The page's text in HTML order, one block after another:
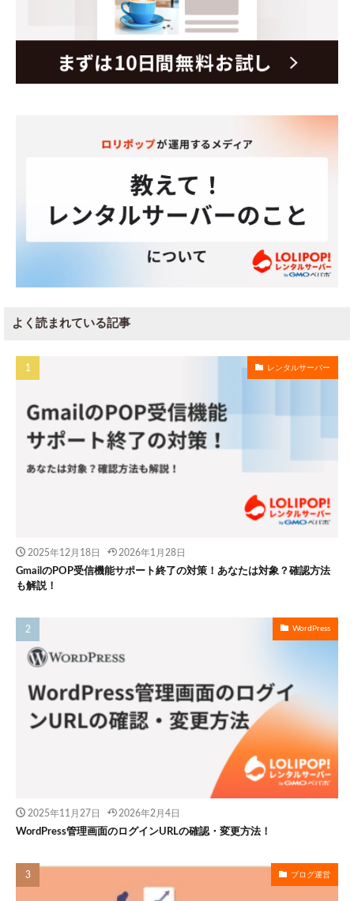
よく読まれている記事
レンタルサーバー
2025年12月18日 2026年1月28日
GmailのPOP受信機能サポート終了の対策！あなたは対象？確認方法
も解説！
WordPress
2025年11月27日 2026年2月4日
WordPress管理画面のログインURLの確認・変更方法！
ブログ運営